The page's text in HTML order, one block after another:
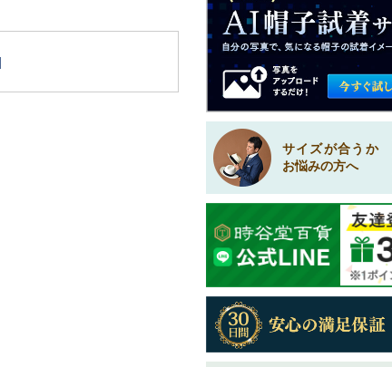
サイズが合うか
お悩みの方へ